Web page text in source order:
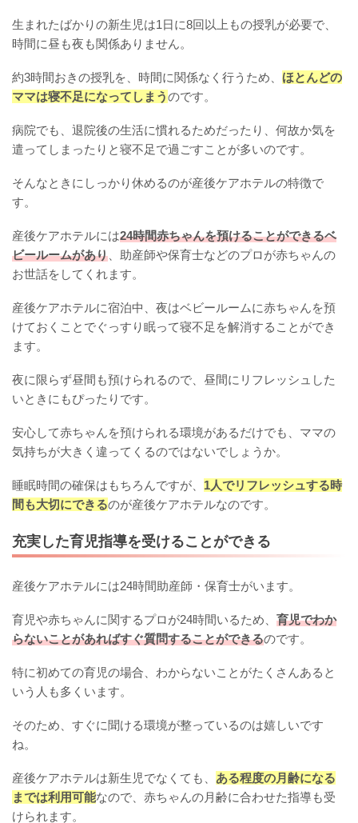
生まれたばかりの新生児は1日に8回以上もの授乳が必要で、
時間に昼も夜も関係ありません。
約3時間おきの授乳を、時間に関係なく行うため、 ほとんどの
ママは寝不足になってしまうのです。
病院でも、退院後の生活に慣れるためだったり、何故か気を
遣ってしまったりと寝不足で過ごすことが多いのです。
そんなときにしっかり休めるのが産後ケアホテルの特徴で
す。
産後ケアホテルには24時間赤ちゃんを預けることができるベ
ビールームがあり 、助産師や保育士などのプロが赤ちゃんの
お世話をしてくれます。
産後ケアホテルに宿泊中、夜はベビールームに赤ちゃんを預
けておくことでぐっすり眠って寝不足を解消することができ
ます。
夜に限らず昼間も預けられるので、昼間にリフレッシュした
いときにもぴったりです。
安心して赤ちゃんを預けられる環境があるだけでも、ママの
気持ちが大きく違ってくるのではないでしょうか。
睡眠時間の確保はもちろんですが、 1人でリフレッシュする時
間も大切にできるのが産後ケアホテルなのです。
充実した育児指導を受けることができる
産後ケアホテルには24時間助産師・保育士がいます。
育児や赤ちゃんに関するプロが24時間いるため、 育児でわか
らないことがあればすぐ質問することができるのです。
特に初めての育児の場合、わからないことがたくさんあると
いう人も多くいます。
そのため、すぐに聞ける環境が整っているのは嬉しいです
ね。
産後ケアホテルは新生児でなくても、 ある程度の月齢になる
までは利用可能なので、赤ちゃんの月齢に合わせた指導も受
けられます。